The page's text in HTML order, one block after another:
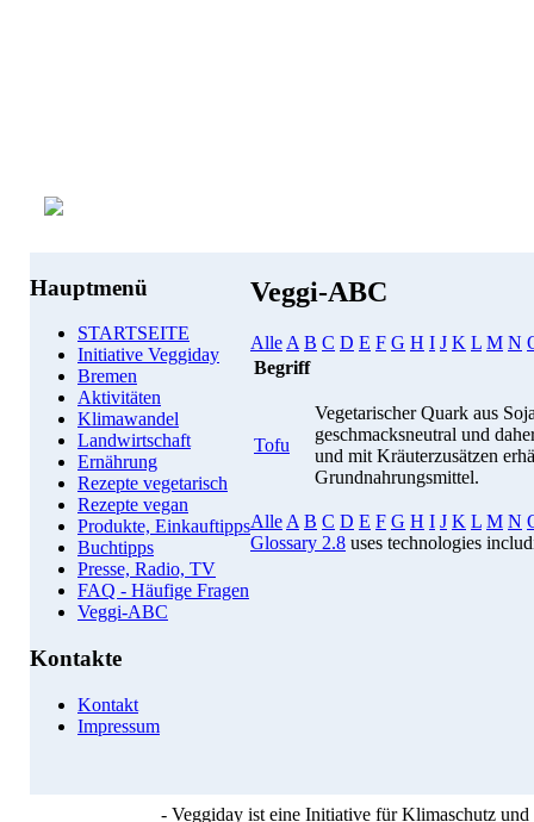
Hauptmenü
STARTSEITE
Initiative Veggiday
Bremen
Aktivitäten
Klimawandel
Landwirtschaft
Ernährung
Rezepte vegetarisch
Rezepte vegan
Produkte, Einkauftipps
Buchtipps
Presse, Radio, TV
FAQ - Häufige Fragen
Veggi-ABC
Kontakte
Kontakt
Impressum
Veggi-ABC
Alle A B C D E F G H I J K L M N
Begriff
Tofu
Vegetarischer Quark aus
geschmacksneutral und
und mit Kräuterzusätzen
Grundnahrungsmittel.
Alle A B C D E F G H I J K L M N
Glossary 2.8 uses technologies
- Veggiday ist eine Initiative für Klimaschutz